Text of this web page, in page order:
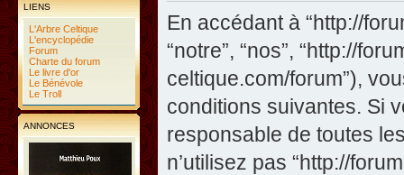
LIENS
L'Arbre Celtique
L'encyclopédie
Forum
Charte du forum
Le livre d'or
Le Bénévole
Le Troll
ANNONCES
En accédant à “http://
“notre”, “nos”, “http://
celtique.com/forum”),
conditions suivantes. Si
responsable de toutes
n’utilisez pas “http://